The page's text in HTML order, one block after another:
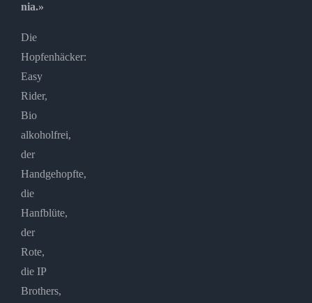
nia.»
Die
Hopfenhäcker:
Easy
Rider,
Bio
alkoholfrei,
der
Handgehopfte,
die
Hanfblüte,
der
Rote,
die IP
Brothers,